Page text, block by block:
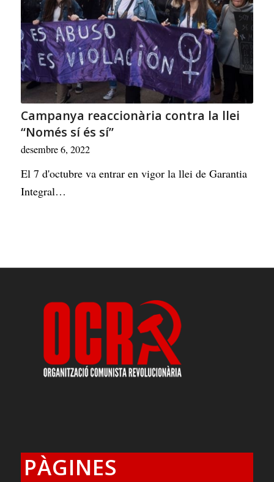
Campanya reaccionària contra la llei
“Només sí és sí”
desembre 6, 2022
El 7 d'octubre va entrar en vigor la llei de Garantia
Integral…
PÀGINES